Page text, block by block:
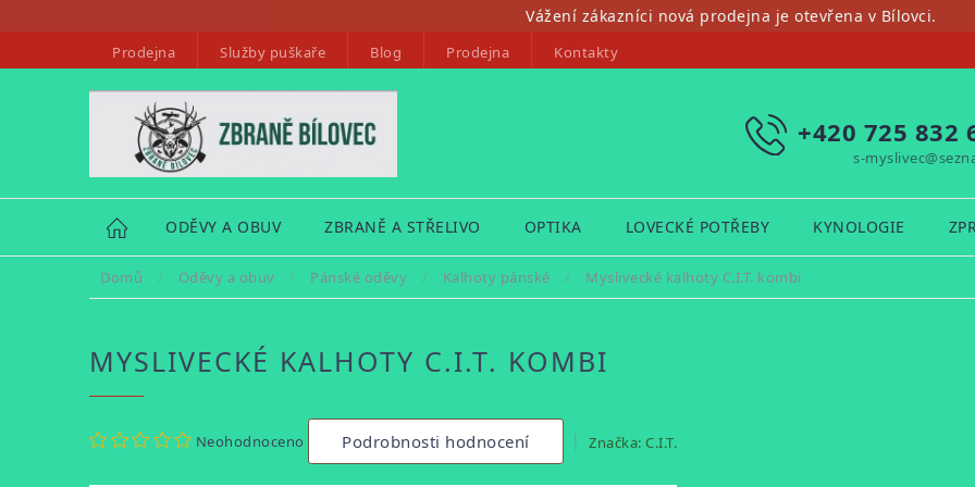
Vážení zákazníci nová prodejna je otevřena v Bílovci.
Prodejna Služby puškaře Blog Prodejna Kontakty
+420 725 832
s-
HOME ODĚVY A OBUV ZBRANĚ A STŘELIVO OPTIKA LOVECKÉ POTŘEBY KYNOLOGIE
Domů / Oděvy a obuv / Pánské oděvy / Kalhoty pánské / Myslivecké kalhoty C.I.T. kombi
MYSLIVECKÉ KALHOTY C.I.T. KOMBI
hodnocení
Neohodnoceno Podrobnosti hodnocení Značka: C.I.T.